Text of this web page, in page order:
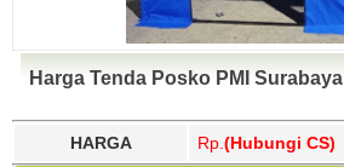
Harga Tenda Posko PMI Surabaya
HARGA Rp. (Hubungi CS)